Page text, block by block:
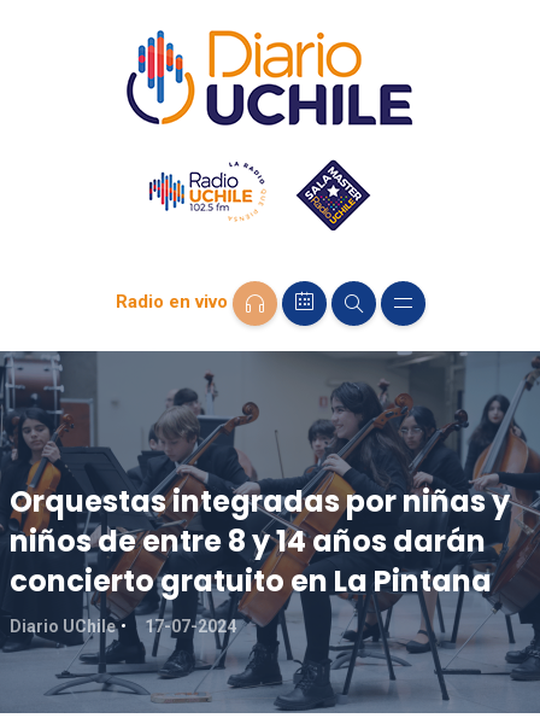
Radio en vivo
Orquestas integradas por niñas y
niños de entre 8 y 14 años darán
concierto gratuito en La Pintana
Diario UChile 17-07-2024